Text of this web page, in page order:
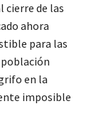
cierre de las
ahora
para las
población
en la
imposible